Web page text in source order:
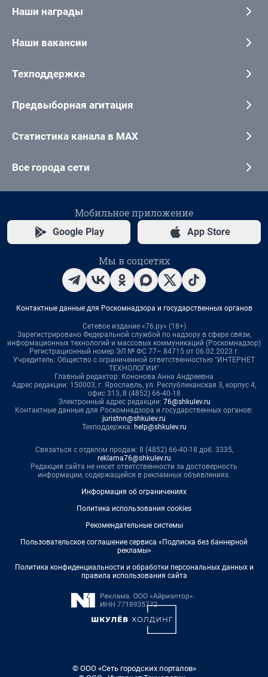
Наши награды
Наши вакансии
Техподдержка
Предвыборная агитация
Статистика канала в MAX
Все города сети
Мобильное приложение
Google Play App Store
Мы в соцсетях
Контактные данные для Роскомнадзора и государственных органов
Сетевое издание «76.ру» (18+)
Зарегистрировано Федеральной службой по надзору в сфере связи,
информационных технологий и массовых коммуникаций (Роскомнадзор)
Регистрационный номер ЭЛ № ФС 77– 84715 от 06.02.2023 г.
Учредитель: Общество с ограниченной ответственностью "ИНТЕРНЕТ
ТЕХНОЛОГИИ"
Главный редактор: Кононова Анна Андреевна
Адрес редакции: 150003, г. Ярославль, ул. Республиканская 3, корпус 4,
офис 313, 8 (4852) 66-40-18
Электронный адрес редакции: 76@shkulev.ru
Контактные данные для Роскомнадзора и государственных органов:
juristnn@shkulev.ru
Техподдержка: help@shkulev.ru
Связаться с отделом продаж: 8 (4852) 66-40-18 доб. 3335,
reklama76@shkulev.ru
Редакция сайта не несет ответственности за достоверность
информации, содержащейся в рекламных объявлениях.
Информация об ограничениях
Политика использования cookies
Рекомендательные системы
Пользовательское соглашение сервиса «Подписка без баннерной
рекламы»
Политика конфиденциальности и обработки персональных данных и
правила использования сайта
© ООО «Сеть городских порталов»